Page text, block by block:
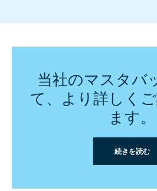
当社のマスタバ
て、より詳しく
ます。
続きを読む